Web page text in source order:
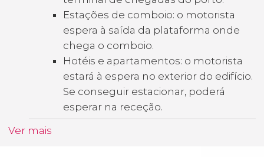
Estações de comboio: o motorista
espera à saída da plataforma onde
chega o comboio.
Hotéis e apartamentos: o motorista
estará à espera no exterior do edifício.
Se conseguir estacionar, poderá
esperar na receção.
Ver mais